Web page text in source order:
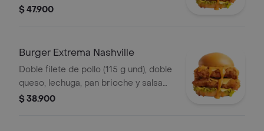
picante estilo Nashville, francesa
$ 47.900
Burger Extrema Nashville
Doble filete de pollo (115 g und), doble
queso, lechuga, pan brioche y salsa
picante estilo Nashville
$ 38.900